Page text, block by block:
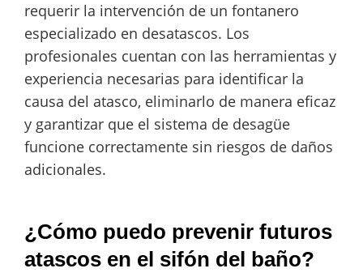
requerir la intervención de un fontanero
especializado en desatascos. Los
profesionales cuentan con las herramientas y
experiencia necesarias para identificar la
causa del atasco, eliminarlo de manera eficaz
y garantizar que el sistema de desagüe
funcione correctamente sin riesgos de daños
adicionales.
¿Cómo puedo prevenir futuros
atascos en el sifón del baño?